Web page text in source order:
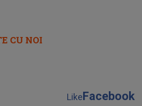
CU NOI
LikeFacebook